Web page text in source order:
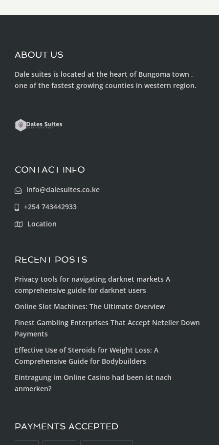
ABOUT US
Dale suites is located at the heart of Bungoma town ,
one of the fastest growing counties in western region.
CONTACT INFO
info@dalesuites.co.ke
+254 743442933
Location
RECENT POSTS
Privacy tools for navigating darknet markets A
comprehensive guide for darknet users
Online Slot Machines: The Ultimate Overview
Finest Gambling Enterprises That Accept Neteller Down
Payments
Effective Use of Steroids for Weight Loss: A
Comprehensive Guide for Bodybuilders
Eintragung im Online Casino had been ist nach
anmerken?
PAYMENTS ACCEPTED